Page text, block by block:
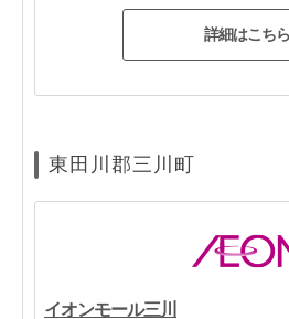
詳細はこちら
東田川郡三川町
イオンモール三川